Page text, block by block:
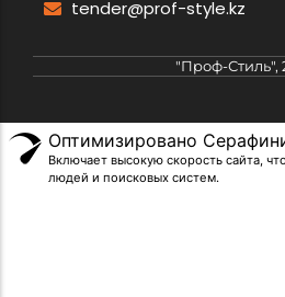
tender@prof-style.kz
"Проф-Стиль",
Оптимизировано
Включает высокую скорость сайта,
людей и поисковых систем.